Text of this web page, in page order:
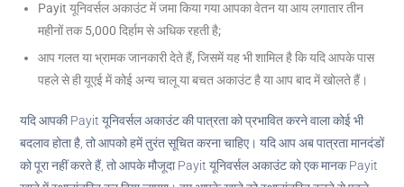
Payit यूनिवर्सल अकाउंट में जमा किया गया आपका वेतन या आय लगातार तीन
महीनों तक 5,000 दिर्हाम से अधिक रहती है;
आप गलत या भ्रामक जानकारी देते हैं, जिसमें यह भी शामिल है कि यदि आपके पास
पहले से ही यूएई में कोई अन्य चालू या बचत अकाउंट है या आप बाद में खोलते हैं।
यदि आपकी Payit यूनिवर्सल अकाउंट की पात्रता को प्रभावित करने वाला कोई भी
बदलाव होता है, तो आपको हमें तुरंत सूचित करना चाहिए। यदि आप अब पात्रता मानदंडों
को पूरा नहीं करते हैं, तो आपके मौजूदा Payit यूनिवर्सल अकाउंट को एक मानक Payit